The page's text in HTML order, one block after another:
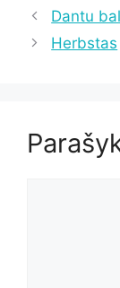
Dantu
Herbstas